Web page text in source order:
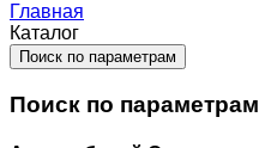
Главная
Каталог
Поиск по параметрам
Поиск по параметрам